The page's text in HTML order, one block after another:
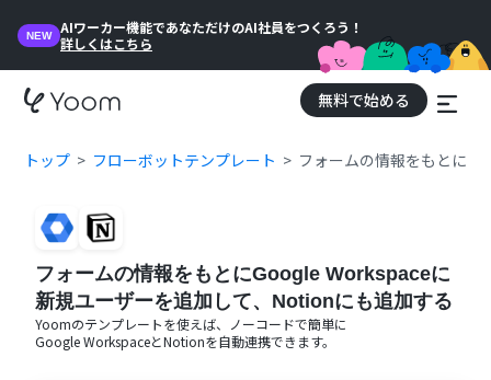
NEW
AIワーカー機能であなただけのAI社員をつくろう！
詳しくはこちら
無料で始める
トップ フローボットテンプレート フォームの情報をもとに
フォームの情報をもとにGoogle Workspaceに
新規ユーザーを追加して、Notionにも追加する
Yoomのテンプレートを使えば、ノーコードで簡単に
Google WorkspaceとNotionを自動連携できます。